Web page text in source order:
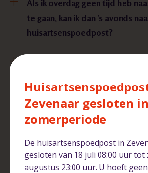
Als ik overdag geen tijd heb
te gaan, kan ik dan ’s avonds
huisartsenspoedpost?
Wanneer moet ik bij de
zijn en wanneer bij de
Met wie werken we samen in
Zevenaar gesloten in
zomerperiode
De huisartsenspoedpost in
gesloten van 18 juli 08:00 uur tot
augustus 23:00 uur. U hoeft